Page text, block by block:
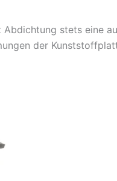
stets eine
der